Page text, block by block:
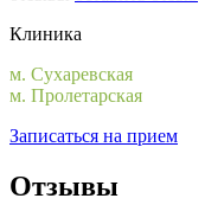
Клиника
м. Сухаревская
м. Пролетарская
Записаться на прием
Отзывы